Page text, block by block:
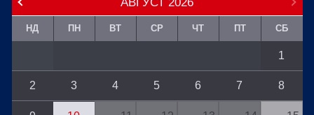
НД ПН ВТ СР ЧТ ПТ СБ
1
2 3 4 5 6 7 8